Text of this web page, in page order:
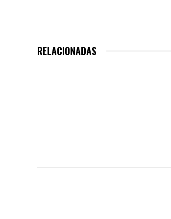
RELACIONADAS